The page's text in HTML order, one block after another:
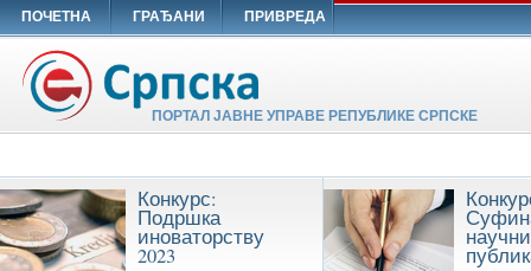
ПОЧЕТНА ГРАЂАНИ ПРИВРЕДА
ПОРТАЛ ЈАВНЕ УПРАВЕ РЕПУБЛИКЕ СРПСКЕ
Конкурс:
Подршка
иноваторству
2023